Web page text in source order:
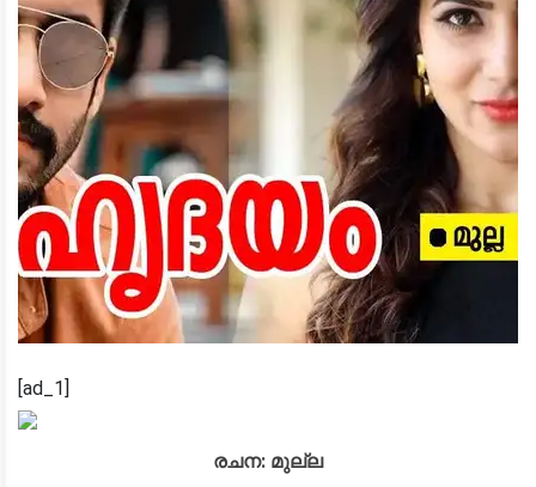
[ad_1]
രചന: മുല്ല